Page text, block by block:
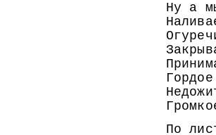
Ну а
По